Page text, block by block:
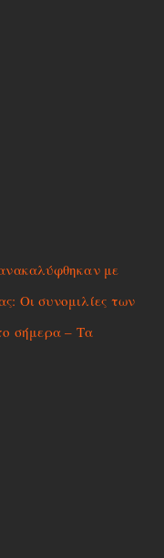
με
Οι συνομιλίες των
σήμερα – Τα